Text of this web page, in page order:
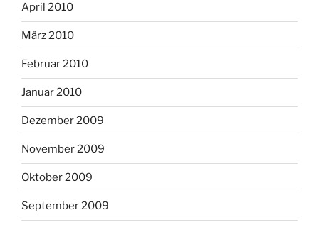
April 2010
März 2010
Februar 2010
Januar 2010
Dezember 2009
November 2009
Oktober 2009
September 2009